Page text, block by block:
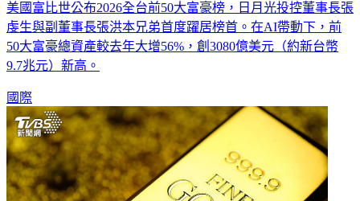
美國富比世公布2026全台前50大富豪榜，日月光投控董事長張
虔生與副董事長張洪本兄弟首度躍居榜首。在AI帶動下，前
50大富豪總資產較去年大增56%，創3080億美元（約新台幣
9.7兆元）新高。
國際